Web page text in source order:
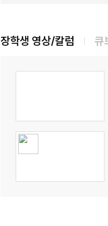
장학생 영상/칼럼 큐